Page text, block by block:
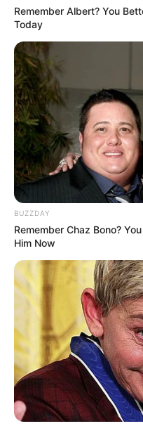
Remember Albert? You
Today
BUZZDAY
Remember Chaz Bono?
Him Now